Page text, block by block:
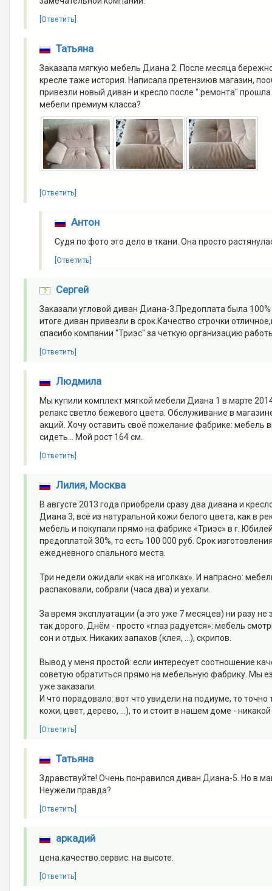
[Ответить]
Татьяна
Заказала мягкую мебель Диана 2. После месяца
кресле таже история. Написала претензиюв магазин,
привезли новый диван и кресло после " ремонта"
мебели премиум класса?
[Ответить]
Антон
Судя по фото это дело в ткани. Она просто
[Ответить]
Сергей
Заказали угловой диван Диана-3.Предоплата была
итоге диван привезли в срок.Качество строчки
спасибо компании "Триэс" за четкую организацию
[Ответить]
Людмила
Мы купили комплект мягкой мебели Диана 1 в марте
релакс светло бежевого цвета. Обслуживание в
акций. Хочу оставить своё пожелание фабрике: мебель
сидеть... Мой рост 164 см.
[Ответить]
Лилия, Москва
В августе 2013 года приобрели сразу два дивана и
Диана 3, всё из натуральной кожи белого цвета, как в
мебель и покупали прямо на фабрике «Триэс» в г.
предоплатой 30%, то есть 100 000 руб. Срок
ежедневного спального места.
Три недели ожидали «как на иголках». И напрасно:
распаковали, собрали (часа два) и уехали.
За время эксплуатации (а это уже 7 месяцев) ни разу
так дорого. Днём - просто «глаз радуется»: мебель
сон и отдых. Никаких запахов (клея, ...), скрипов.
Вывод у меня простой: если интересует соотношение
советую обратиться прямо на мебельную фабрику. Мы
уже заказали.
И что порадовало: вот что увидели на подиуме, то
кожи, цвет, дерево, ...), то и стоит в нашем доме -
[Ответить]
Татьяна
Здравствуйте! Очень понравился диван Диана-5. Но в
Неужели правда?
[Ответить]
аркадий
цена.качество.сервис. на высоте.
[Ответить]